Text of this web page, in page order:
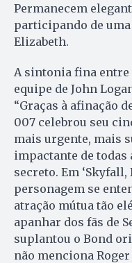
Permanecem
participando de
Elizabeth.
A sintonia fina entre
equipe de John
“Graças à afinação
007 celebrou seu
mais urgente, mais
impactante de todas
secreto. Em
personagem se
atração mútua tão
apanhar dos fãs de
suplantou o Bond
não menciona